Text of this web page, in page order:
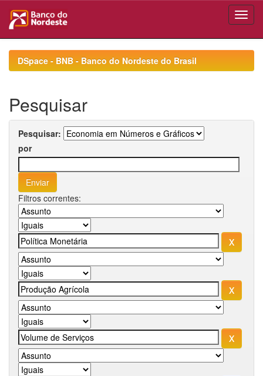
navigationDSpace - BNB - Banco do Nordeste do Brasil
Pesquisar
Pesquisar:
por
Filtros correntes: